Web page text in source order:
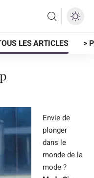
LES ARTICLES >
Envie de
plonger
dans le
monde de la
mode ?